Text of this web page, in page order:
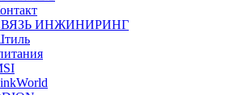
ИНЖИНИРИНГ